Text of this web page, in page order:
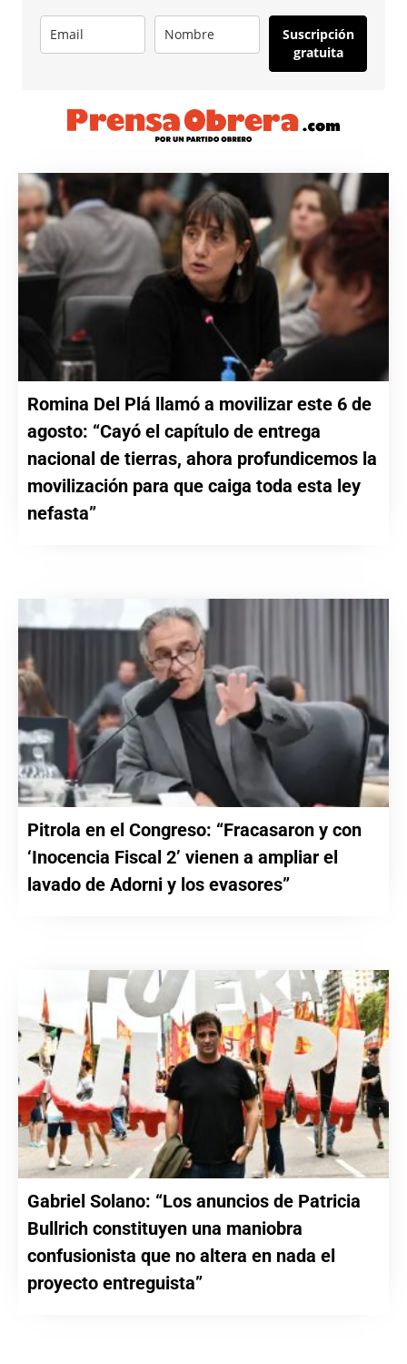
Suscripción
gratuita
Romina Del Plá llamó a movilizar este 6 de
agosto: “Cayó el capítulo de entrega
nacional de tierras, ahora profundicemos la
movilización para que caiga toda esta ley
nefasta”
Pitrola en el Congreso: “Fracasaron y con
‘Inocencia Fiscal 2’ vienen a ampliar el
lavado de Adorni y los evasores”
Gabriel Solano: “Los anuncios de Patricia
Bullrich constituyen una maniobra
confusionista que no altera en nada el
proyecto entreguista”